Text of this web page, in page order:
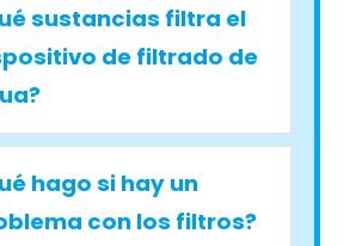
sustancias filtra el
de filtrado de
hago si hay un
con los filtros?